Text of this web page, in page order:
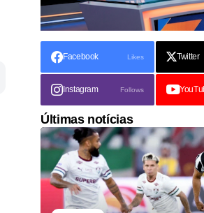
Facebook Likes Twitter
Instagram Follows
Últimas notícias